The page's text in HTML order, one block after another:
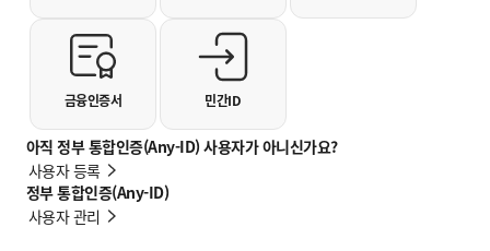
아직 정부 통합인증(Any-ID) 사용자가 아니신가요?
사용자 등록
정부 통합인증(Any-ID)
사용자 관리
금융인증서 민간ID